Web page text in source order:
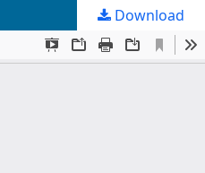
Download